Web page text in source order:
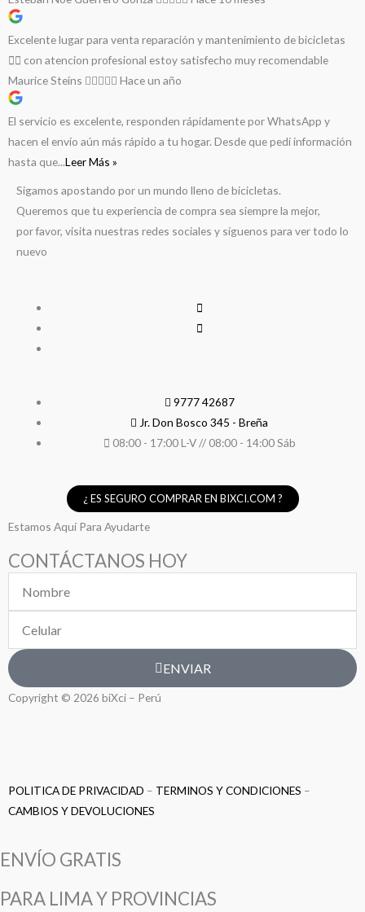
Excelente lugar para venta reparación y mantenimiento de bicicletas
🚵‍♀️ con atencion profesional estoy satisfecho muy recomendable
Maurice Steins
Hace un año
El servicio es excelente, responden rápidamente por WhatsApp y
hacen el envío aún más rápido a tu hogar. Desde que pedí información
hasta que...Leer Más »
Sigamos apostando por un mundo lleno de bicicletas.
Queremos que tu experiencia de compra sea siempre la mejor,
por favor, visita nuestras redes sociales y síguenos para ver todo lo
nuevo
9777 42687
Jr. Don Bosco 345 - Breña
08:00 - 17:00 L-V // 08:00 - 14:00 Sáb
¿ ES SEGURO COMPRAR EN BIXCI.COM ?
Estamos Aquí Para Ayudarte
CONTÁCTANOS HOY
ENVIAR
Copyright © 2026 biXci – Perú
POLITICA DE PRIVACIDAD – TERMINOS Y CONDICIONES –
CAMBIOS Y DEVOLUCIONES
ENVÍO GRATIS
PARA LIMA Y PROVINCIAS